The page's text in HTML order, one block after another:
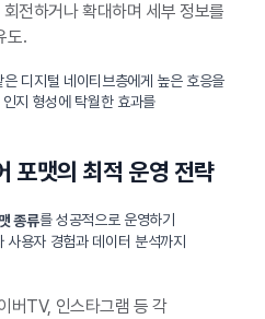
전하거나 확대하며 세부 정보를
도.
디지털 네이티브층에게 높은 호응을
지 형성에 탁월한 효과를
포맷의 최적 운영 전략
종류를 성공적으로 운영하기
용자 경험과 데이터 분석까지
버TV, 인스타그램 등 각